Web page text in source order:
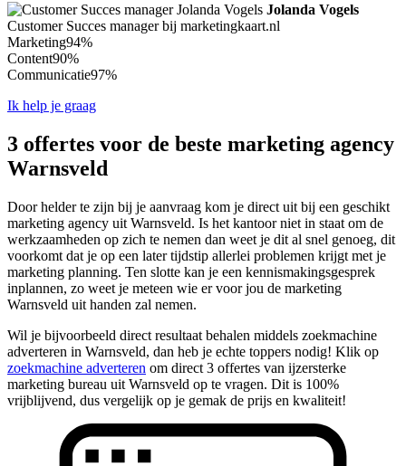
Jolanda Vogels
Customer Succes manager bij marketingkaart.nl
Marketing94%
Content90%
Communicatie97%
Ik help je graag
3 offertes voor de beste marketing agency
Warnsveld
Door helder te zijn bij je aanvraag kom je direct uit bij een geschikt
marketing agency uit Warnsveld. Is het kantoor niet in staat om de
werkzaamheden op zich te nemen dan weet je dit al snel genoeg, dit
voorkomt dat je op een later tijdstip allerlei problemen krijgt met je
marketing planning. Ten slotte kan je een kennismakingsgesprek
inplannen, zo weet je meteen wie er voor jou de marketing
Warnsveld uit handen zal nemen.
Wil je bijvoorbeeld direct resultaat behalen middels zoekmachine
adverteren in Warnsveld, dan heb je echte toppers nodig! Klik op
zoekmachine adverteren om direct 3 offertes van ijzersterke
marketing bureau uit Warnsveld op te vragen. Dit is 100%
vrijblijvend, dus vergelijk op je gemak de prijs en kwaliteit!